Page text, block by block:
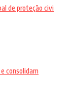
de proteção civi
consolidam